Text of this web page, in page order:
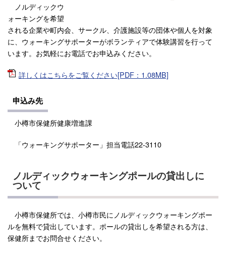
ノルディックウ
ォーキングを希望
される企業や町内会、サークル、介護施設等の団体や個人を対象
に、ウォーキングサポーターがボランティアで体験講習を行って
います。お気軽にお電話でお申込みください。
詳しくはこちらをご覧ください[PDF：1.08MB]
申込み先
小樽市保健所健康増進課
「ウォーキングサポーター」担当電話22-3110
ノルディックウォーキングポールの貸出しに
ついて
小樽市保健所では、小樽市民にノルディックウォーキングポー
ルを無料で貸出しています。ポールの貸出しを希望される方は、
保健所までお問合せください。